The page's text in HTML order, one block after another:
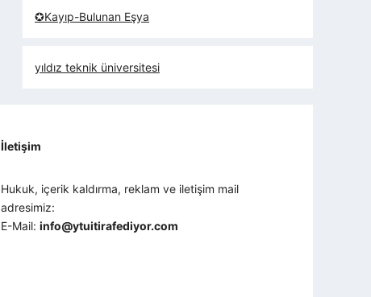
✪Kayıp-Bulunan Eşya
yıldız teknik üniversitesi
İletişim
Hukuk, içerik kaldırma, reklam ve iletişim mail
adresimiz:
E-Mail:info@ytuitirafediyor.com